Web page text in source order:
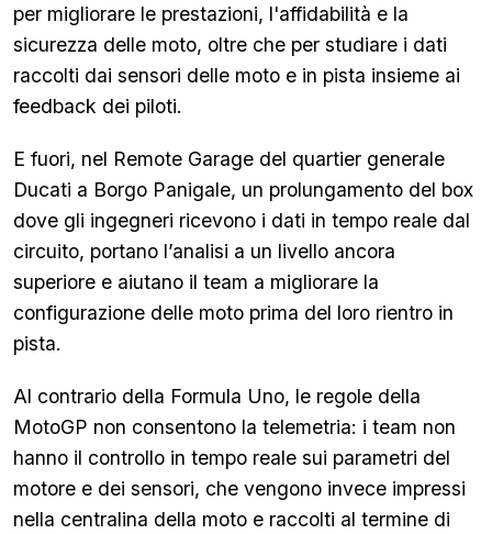
per migliorare le prestazioni, l'affidabilità e la
sicurezza delle moto, oltre che per studiare i dati
raccolti dai sensori delle moto e in pista insieme ai
feedback dei piloti.
E fuori, nel Remote Garage del quartier generale
Ducati a Borgo Panigale, un prolungamento del box
dove gli ingegneri ricevono i dati in tempo reale dal
circuito, portano l’analisi a un livello ancora
superiore e aiutano il team a migliorare la
configurazione delle moto prima del loro rientro in
pista.
Al contrario della Formula Uno, le regole della
MotoGP non consentono la telemetria: i team non
hanno il controllo in tempo reale sui parametri del
motore e dei sensori, che vengono invece impressi
nella centralina della moto e raccolti al termine di